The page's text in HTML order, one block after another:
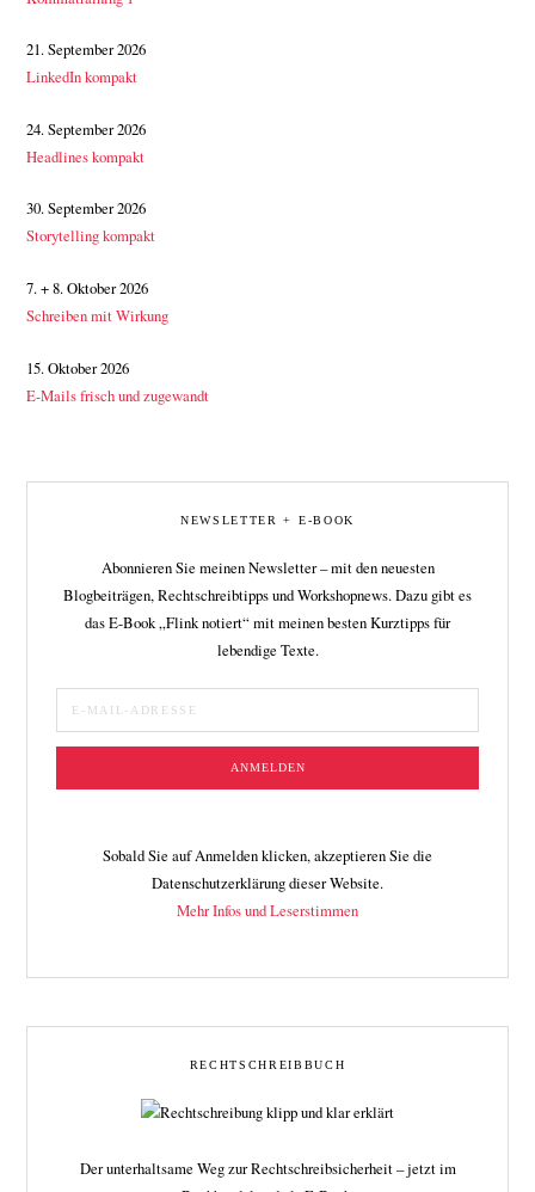
21. September 2026
LinkedIn kompakt
24. September 2026
Headlines kompakt
30. September 2026
Storytelling kompakt
7. + 8. Oktober 2026
Schreiben mit Wirkung
15. Oktober 2026
E-Mails frisch und zugewandt
NEWSLETTER + E-BOOK
Abonnieren Sie meinen Newsletter – mit den neuesten
Blogbeiträgen, Rechtschreibtipps und Workshopnews. Dazu gibt es
das E-Book „Flink notiert“ mit meinen besten Kurztipps für
lebendige Texte.
Sobald Sie auf Anmelden klicken, akzeptieren Sie die
Datenschutzerklärung dieser Website.
Mehr Infos und Leserstimmen
RECHTSCHREIBBUCH
Der unterhaltsame Weg zur Rechtschreibsicherheit – jetzt im